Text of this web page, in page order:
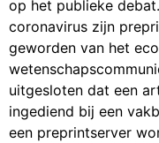
op het publieke
coronavirus zijn
geworden van het
uitgesloten dat een
ingediend bij een
een preprintserver